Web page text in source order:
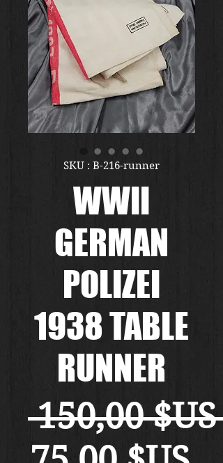
SKU : B-216-runner
WWII
GERMAN
POLIZEI
1938 TABLE
RUNNER
150,00 $US